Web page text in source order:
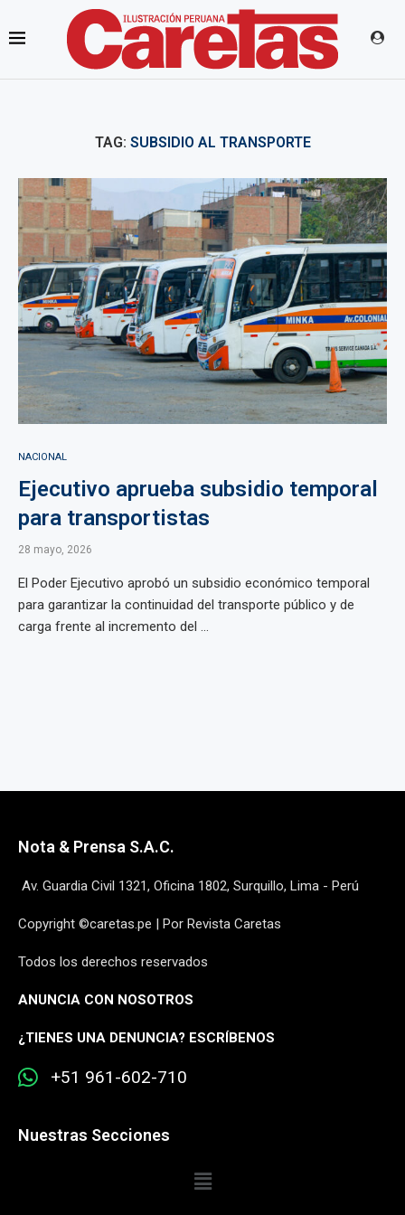
TAG: SUBSIDIO AL TRANSPORTE
NACIONAL
Ejecutivo aprueba subsidio temporal
para transportistas
28 mayo, 2026
El Poder Ejecutivo aprobó un subsidio económico temporal
para garantizar la continuidad del transporte público y de
carga frente al incremento del ...
Nota & Prensa S.A.C.
Av. Guardia Civil 1321, Oficina 1802, Surquillo, Lima - Perú
Copyright ©caretas.pe | Por Revista Caretas
Todos los derechos reservados
ANUNCIA CON NOSOTROS
¿TIENES UNA DENUNCIA? ESCRÍBENOS
+51 961-602-710
Nuestras Secciones